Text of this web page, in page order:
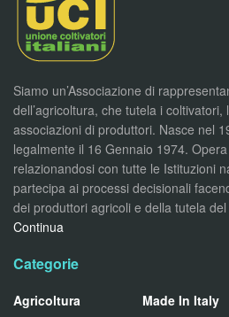
Siamo un’Associazione di
dell’agricoltura, che tutela i
associazioni di produttori. Nasce nel
legalmente il 16 Gennaio 1974.
relazionandosi con tutte le Istituzioni
partecipa ai processi decisionali
dei produttori agricoli e della tutela
Continua
Categorie
Agricoltura
Made In Italy